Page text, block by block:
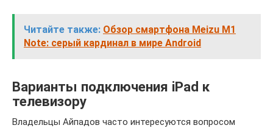
Читайте также: Обзор смартфона Meizu M1
Note: серый кардинал в мире Android
Варианты подключения iPad к
телевизору
Владельцы Айпадов часто интересуются вопросом